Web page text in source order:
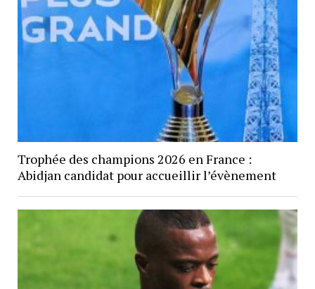
Trophée des champions 2026 en France :
Abidjan candidat pour accueillir l’évènement